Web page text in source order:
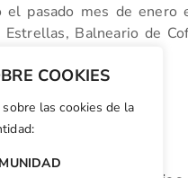
COOKIES
las cookies de la
el pasado mes de
Balneario de
Email